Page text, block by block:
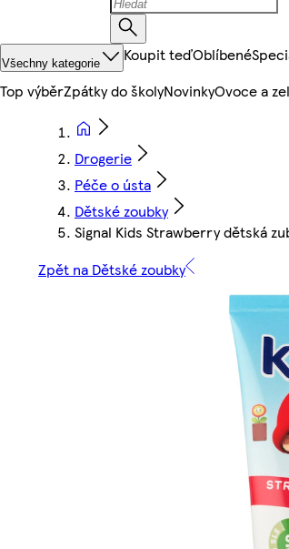
Všechny kategorie Koupit teďOblíbené
Top výběrZpátky do školyNovinkyOvoce a
Drogerie
Péče o ústa
Dětské zoubky
Signal Kids Strawberry dětská
Zpět na Dětské zoubky